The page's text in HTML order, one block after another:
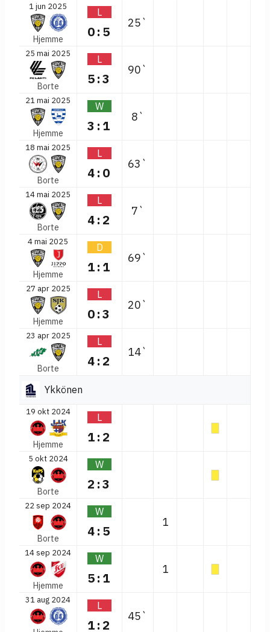
1 jun 2025
Hjemme
L
0:5
25`
25 mai 2025
Borte
L
5:3
90`
21 mai 2025
Hjemme
W
3:1
8`
18 mai 2025
Borte
L
4:0
63`
14 mai 2025
Borte
L
4:2
7`
4 mai 2025
Hjemme
D
1:1
69`
27 apr 2025
Hjemme
L
0:3
20`
23 apr 2025
Borte
L
4:2
14`
Ykkönen
19 okt 2024
Hjemme
L
1:2
5 okt 2024
Borte
W
2:3
22 sep 2024
Borte
W
4:5
1
14 sep 2024
Hjemme
W
5:1
1
31 aug 2024 L
1:2
45`